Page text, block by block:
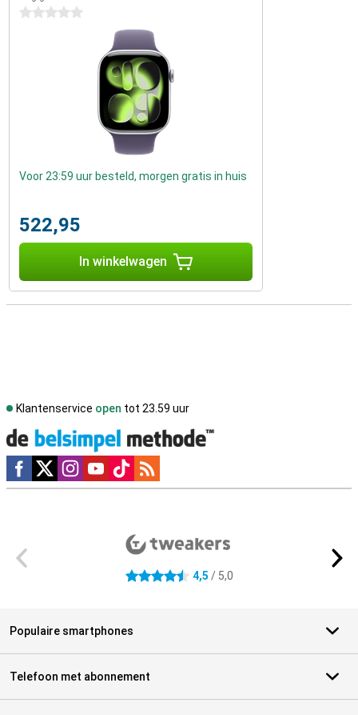
0 sterren
Voor 23:59 uur besteld, morgen gratis in huis
522,95
In winkelwagen
Klantenservice open tot 23.59 uur
Social media
4.5 sterren 4,5 / 5,0
Populaire smartphones
Telefoon met abonnement